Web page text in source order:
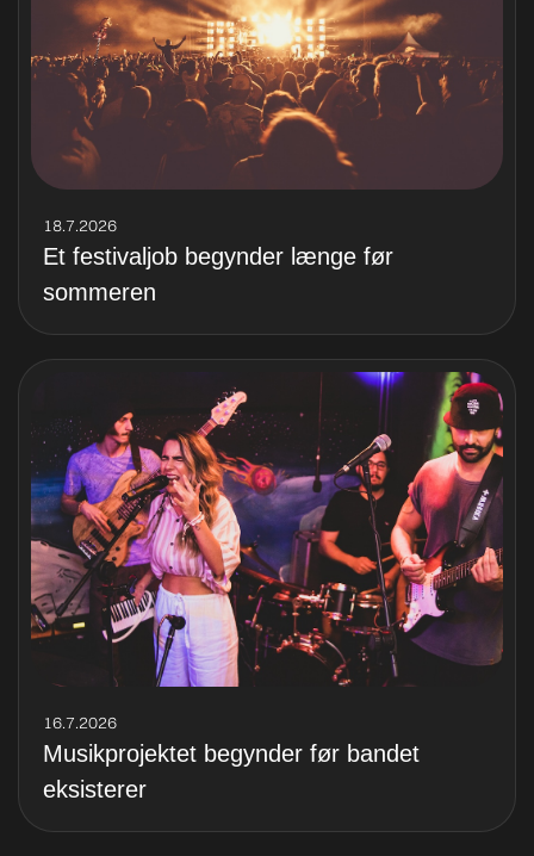
18.7.2026
Et festivaljob begynder længe før
sommeren
16.7.2026
Musikprojektet begynder før bandet
eksisterer